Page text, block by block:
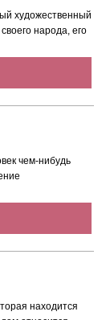
художественный
народа, его
чем-нибудь
находится